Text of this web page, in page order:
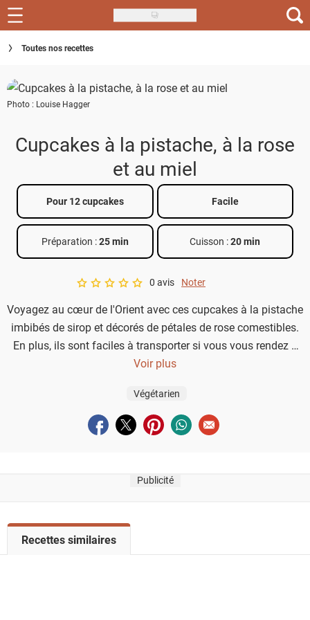
Skip
to
main
Recettes
Inspirations
Conseils
Menu de la semaine
Téléchargez l'app Saveurs Recettes
Index des recettes
Guide d'achat
Toutes nos recettes
Photo : Louise Hagger
Cupcakes à la pistache, à la rose
et au miel
Pour 12 cupcakes Facile
Préparation :25 min Cuisson :20 min
A star rating of 0 out of 5.
0 avis Noter
Voyagez au cœur de l'Orient avec ces cupcakes à la pistache
imbibés de sirop et décorés de pétales de rose comestibles.
En plus, ils sont faciles à transporter si vous vous rendez à
une fête !
Voir plus
Végétarien
Partager sur facebook
Partager sur twitter
Partager sur pinterest
Partager sur whatsapp
Envoyer à un ami
Publicité
o
Recettes similaires